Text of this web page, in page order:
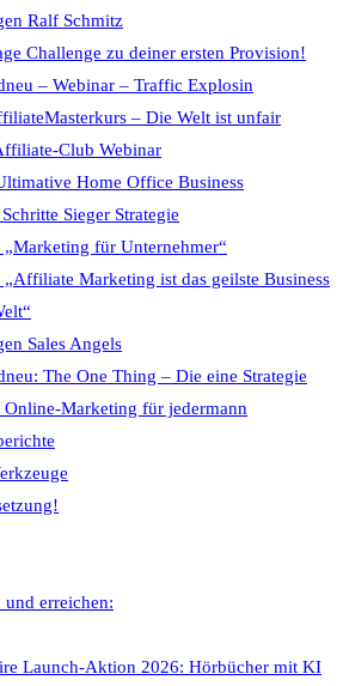
Ralf Schmitz
Challenge zu deiner ersten Provision!
– Webinar – Traffic Explosin
– Die Welt ist unfair
Club Webinar
Home Office Business
Sieger Strategie
„Marketing für Unternehmer“
„Affiliate Marketing ist das geilste Business
Sales Angels
The One Thing – Die eine Strategie
Online-Marketing für jedermann
und erreichen:
Launch-Aktion 2026: Hörbücher mit KI